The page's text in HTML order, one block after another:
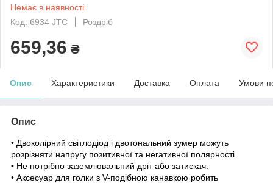
Немає в наявності
Код: 6934 JTC
Роздріб
659,36 ₴
Опис Характеристики Доставка Оплата Умови
Опис
• Двоколірний світлодіод і двотональний зумер можуть
розрізняти напругу позитивної та негативної полярності.
• Не потрібно заземлювальний дріт або затискач.
• Аксесуар для голки з V-подібною канавкою робить